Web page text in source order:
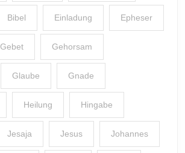
Bibel Einladung Epheser
Gebet Gehorsam
Glaube Gnade
Heilung Hingabe
Jesaja Jesus Johannes